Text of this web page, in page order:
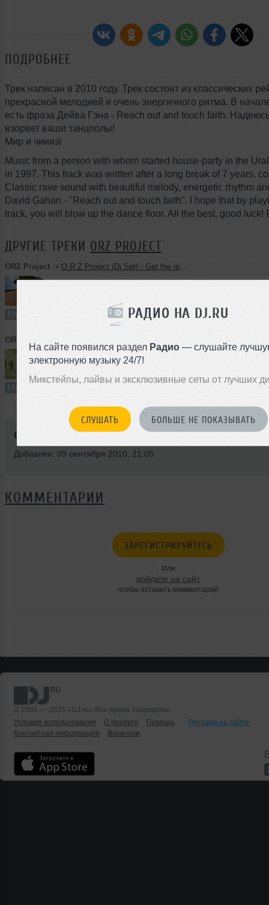
РАДИО НА DJ.RU
На сайте появился раздел Радио — слушайте
электронную музыку 24/7!
Микстейпы, лайвы и эксклюзивные сеты от лучших
СЛУШАТЬ БОЛЬШЕ НЕ ПОКАЗЫВАТЬ
ПОДРОБНЕЕ
Трек написан в 2010 году. Трек состоит из классических
прекрасной мелодией и очень энергичного ритма. В
есть фраза Дейва Гэна - Reach out and touch faith.
взорвет ваши танцполы!
Мир и чиииз!
Music from a person with whom started house-party in the
in 1997. This track was written after a long break of 7 years,
Classic rave sound with beautiful melody, energetic rhythm
David Gahan - "Reach out and touch faith". I hope that by
track, you will blow up the dance floor. All the best, good luck!
ДРУГИЕ ТРЕКИ ORZ PROJECT
ORZ Project ➝ O.R.Z Project (Dj Set) - Get the groove
Микс
ORZ Project
19:54 82 раза
Микс В плейлист
Стиль:
Добавлен: 09 сентября 2010, 21:05
КОММЕНТАРИИ
ЗАРЕГИСТРИРУЙТЕСЬ
Или
войдите на сайт
чтобы оставить комментарий
© 2001 — 2026 «DJ.ru» Все права защищены.
Условия использования
О проекте Помощь
Реклама на сайте
Контактная информация
Вакансии